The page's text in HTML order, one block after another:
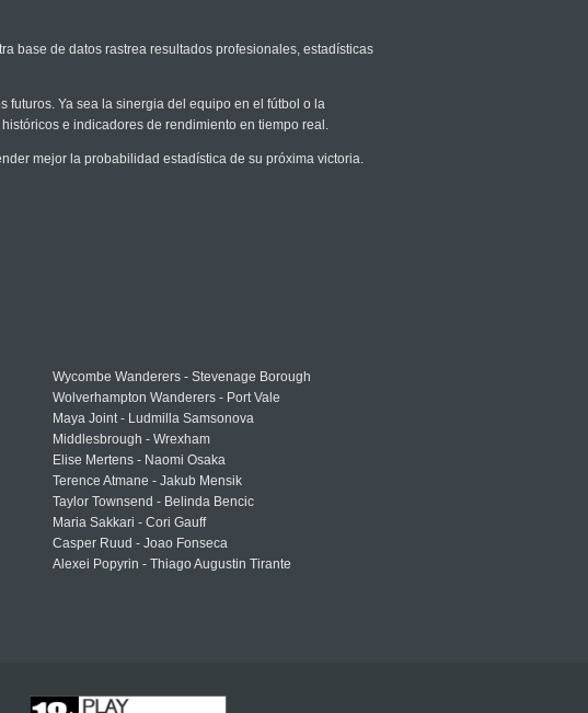
base de datos rastrea resultados profesionales, estadísticas
futuros. Ya sea la sinergia del equipo en el fútbol o la
e indicadores de rendimiento en tiempo real.
mejor la probabilidad estadística de su próxima victoria.
Wycombe Wanderers - Stevenage Borough
Wolverhampton Wanderers - Port Vale
Maya Joint - Ludmilla Samsonova
Middlesbrough - Wrexham
Elise Mertens - Naomi Osaka
Terence Atmane - Jakub Mensik
Taylor Townsend - Belinda Bencic
Maria Sakkari - Cori Gauff
Casper Ruud - Joao Fonseca
Alexei Popyrin - Thiago Augustin Tirante